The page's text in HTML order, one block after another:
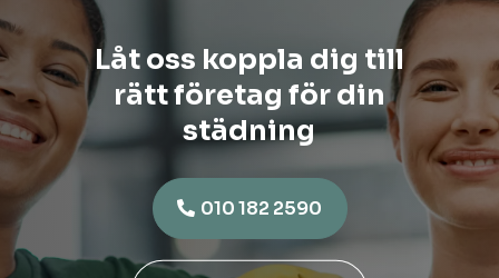
Låt oss koppla dig till
rätt företag för din
städning
010 182 2590